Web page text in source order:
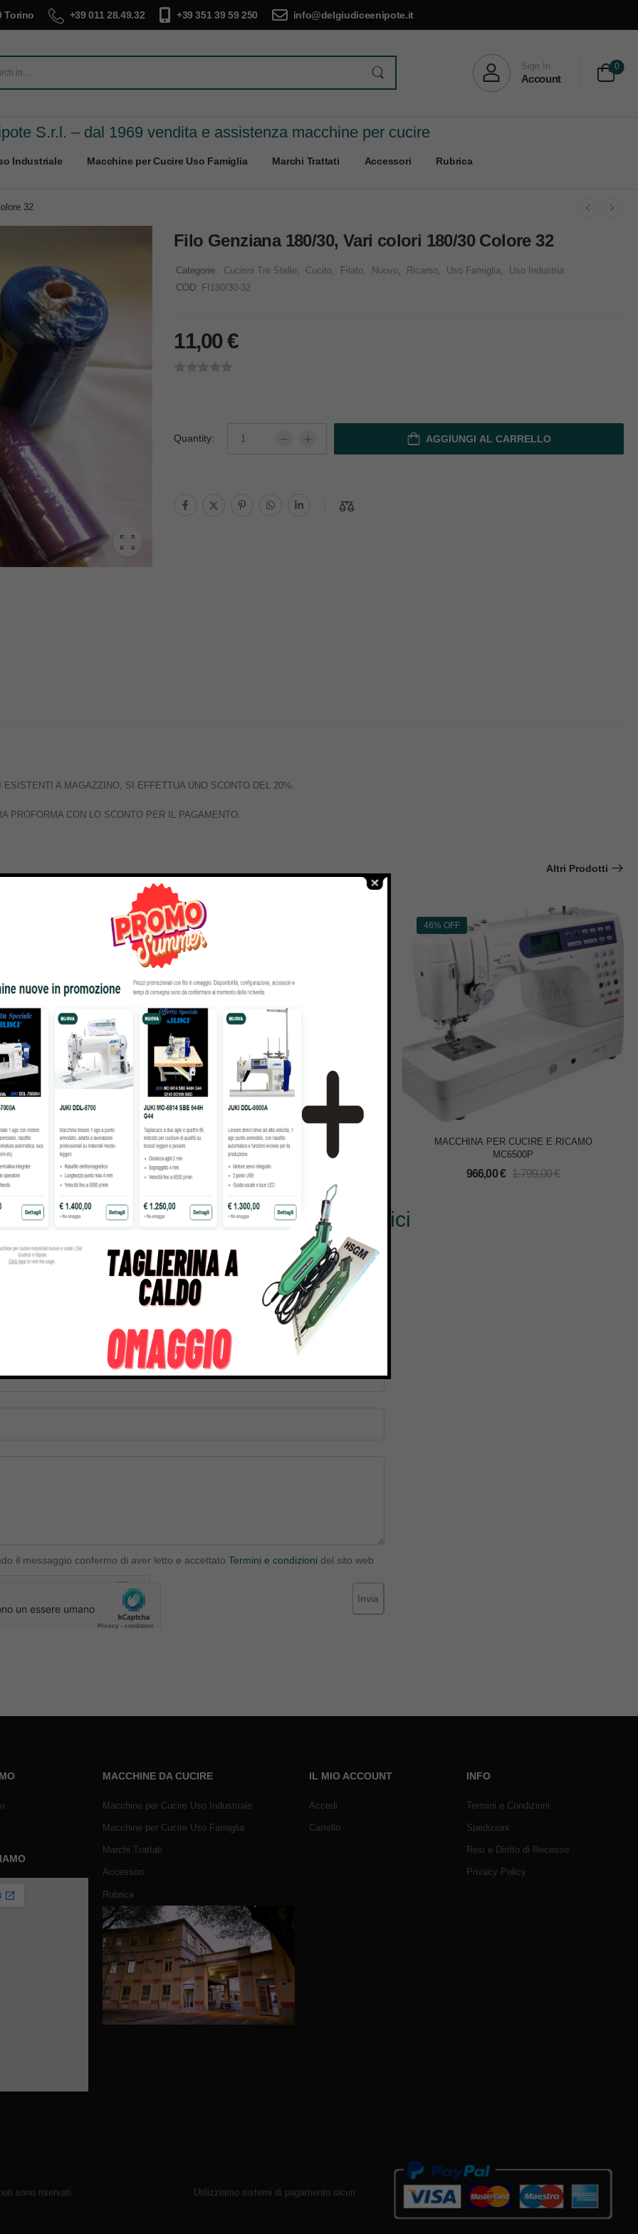
Torino +39 011 28.49.32 +39 351 39 59 250 info@delgiudiceenipote.it
Sign In
Account
0
S.r.l. – dal 1969 vendita e assistenza macchine per cucire
Industriale Macchine per Cucire Uso Famiglia Marchi Trattati Accessori Rubrica
32
Filo Genziana 180/30, Vari colori 180/30 Colore 32
Categorie: Cucirini Tre Stelle Cucito Filato Nuovo Ricamo Uso Famiglia
Uso Industria
COD: FI180/30-32
11,00€
Quantity: AGGIUNGI AL CARRELLO
A MAGAZZINO, SI EFFETTUA UNO SCONTO DEL 20%.
PROFORMA CON LO SCONTO PER IL PAGAMENTO.
Altri Prodotti
PER CUCIRE BROTHER
INNOVIS NV30M1
649,00€
45% OFF
MACCHINA TAGLIA E CUCI BROTHER 1034
299,00
46% OFF
MACCHINA PER CUCIRE E RICAMO
MC6500P
966,00€ 1.799,00€
informazioni su questo prodotto? Scrivici
il messaggio confermo di aver letto e accettato Termini e condizioni del sito web
Invia
MACCHINE DA CUCIRE
Macchine per Cucire Uso Industriale
Macchine per Cucire Uso Famiglia
Marchi Trattati
Accessori
Rubrica
IL MIO ACCOUNT
Accedi
Carrello
INFO
Termini e Condizioni
Spedizioni
Resi e Diritto di Recesso
Privacy Policy
sono riservati. Utilizziamo sistemi di pagamento sicuri